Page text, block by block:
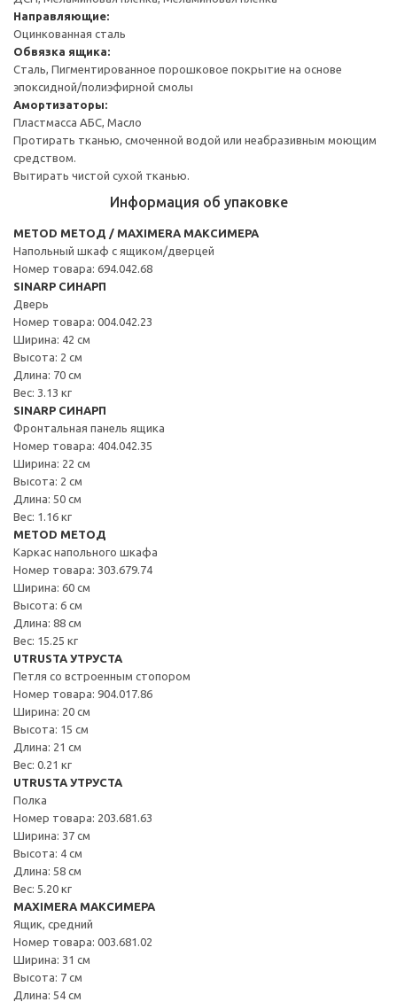
Направляющие:
Оцинкованная сталь
Обвязка ящика:
Сталь, Пигментированное порошковое покрытие на основе
эпоксидной/полиэфирной смолы
Амортизаторы:
Пластмасса АБС, Масло
Протирать тканью, смоченной водой или неабразивным моющим
средством.
Вытирать чистой сухой тканью.
Информация об упаковке
METOD МЕТОД / MAXIMERA МАКСИМЕРА
Напольный шкаф с ящиком/дверцей
Номер товара: 694.042.68
SINARP СИНАРП
Дверь
Номер товара: 004.042.23
Ширина: 42 см
Высота: 2 см
Длина: 70 см
Вес: 3.13 кг
SINARP СИНАРП
Фронтальная панель ящика
Номер товара: 404.042.35
Ширина: 22 см
Высота: 2 см
Длина: 50 см
Вес: 1.16 кг
METOD МЕТОД
Каркас напольного шкафа
Номер товара: 303.679.74
Ширина: 60 см
Высота: 6 см
Длина: 88 см
Вес: 15.25 кг
UTRUSTA УТРУСТА
Петля со встроенным стопором
Номер товара: 904.017.86
Ширина: 20 см
Высота: 15 см
Длина: 21 см
Вес: 0.21 кг
UTRUSTA УТРУСТА
Полка
Номер товара: 203.681.63
Ширина: 37 см
Высота: 4 см
Длина: 58 см
Вес: 5.20 кг
MAXIMERA МАКСИМЕРА
Ящик, средний
Номер товара: 003.681.02
Ширина: 31 см
Высота: 7 см
Длина: 54 см